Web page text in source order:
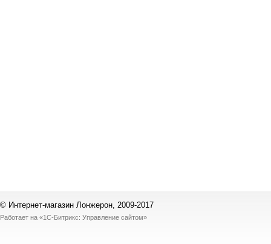
© Интернет-магазин Лонжерон, 2009-2017
Работает на «1С-Битрикс: Управление сайтом»